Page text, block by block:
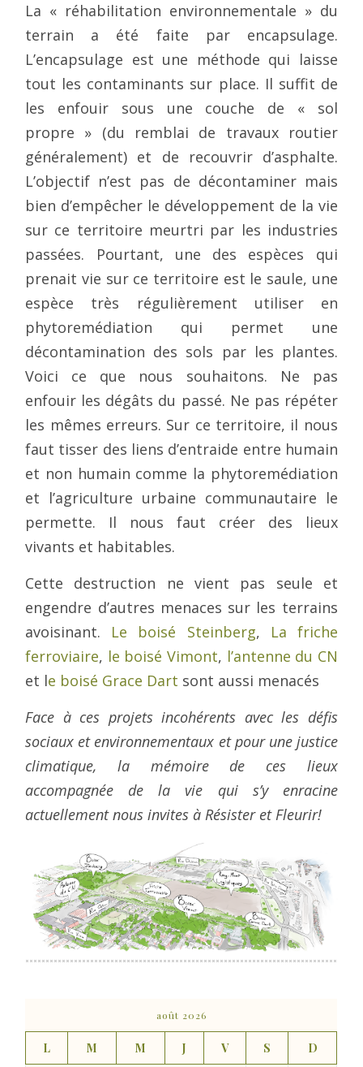
La « réhabilitation environnementale » du
terrain a été faite par encapsulage.
L’encapsulage est une méthode qui laisse
tout les contaminants sur place. Il suffit de
les enfouir sous une couche de « sol
propre » (du remblai de travaux routier
généralement) et de recouvrir d’asphalte.
L’objectif n’est pas de décontaminer mais
bien d’empêcher le développement de la vie
sur ce territoire meurtri par les industries
passées. Pourtant, une des espèces qui
prenait vie sur ce territoire est le saule, une
espèce très régulièrement utiliser en
phytoremédiation qui permet une
décontamination des sols par les plantes.
Voici ce que nous souhaitons. Ne pas
enfouir les dégâts du passé. Ne pas répéter
les mêmes erreurs. Sur ce territoire, il nous
faut tisser des liens d’entraide entre humain
et non humain comme la phytoremédiation
et l’agriculture urbaine communautaire le
permette. Il nous faut créer des lieux
vivants et habitables.
Cette destruction ne vient pas seule et
engendre d’autres menaces sur les terrains
avoisinant. Le boisé Steinberg, La friche
ferroviaire, le boisé Vimont, l’antenne du CN
et le boisé Grace Dart sont aussi menacés
Face à ces projets incohérents avec les défis
sociaux et environnementaux et pour une justice
climatique, la mémoire de ces lieux
accompagnée de la vie qui s’y enracine
actuellement nous invites à Résister et Fleurir!
août 2026
L M M J V S
D